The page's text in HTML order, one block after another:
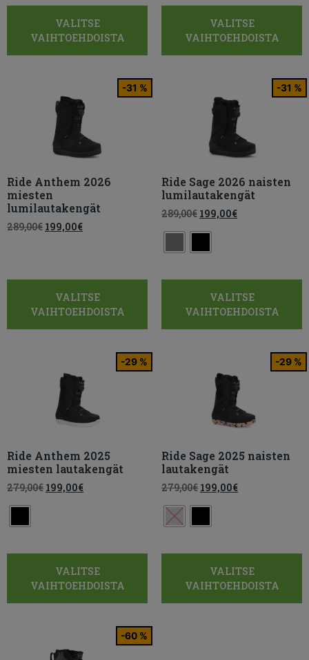
VALITSE
VAIHTOEHDOISTA
VALITSE
VAIHTOEHDOISTA
-31 %
Ride Anthem 2026
miesten
lumilautakengät
289,00€ 199,00€
VALITSE
VAIHTOEHDOISTA
-31 %
Ride Sage 2026 naisten
lumilautakengät
289,00€ 199,00€
VALITSE
VAIHTOEHDOISTA
-29 %
Ride Anthem 2025
miesten lautakengät
279,00€ 199,00€
VALITSE
VAIHTOEHDOISTA
-29 %
Ride Sage 2025 naisten
lautakengät
279,00€ 199,00€
VALITSE
VAIHTOEHDOISTA
-60 %